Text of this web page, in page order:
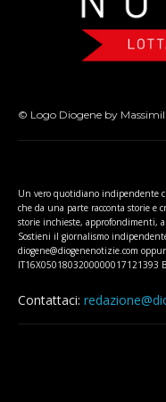
© Logo Diogene by
Un vero quotidiano indipendente
che da una parte racconta storie e
storie inchieste, approfondimenti,
Sostieni il giornalismo
diogene@diogenenotizie.com
IT16X0501803200000017121393
Contattaci: